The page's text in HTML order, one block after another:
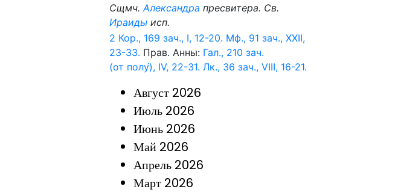
Сщмч.Александра пресвитера. Св.
Ираиды исп.
2 Кор., 169 зач., I, 12-20. Мф., 91 зач., XXII,
23-33. Прав. Анны: Гал., 210 зач.
(от полу́), IV, 22-31. Лк., 36 зач., VIII, 16-21.
Август 2026
Июль 2026
Июнь 2026
Май 2026
Апрель 2026
Март 2026